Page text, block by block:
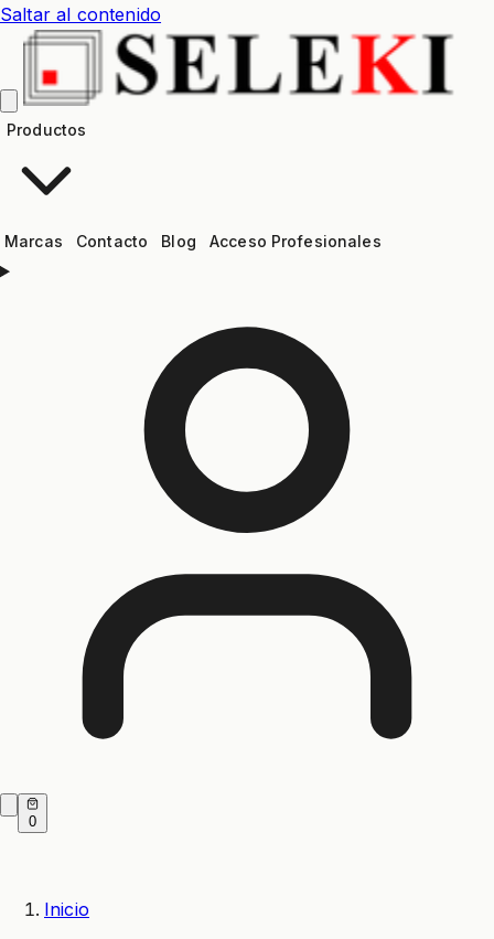
Saltar al contenido
Productos
Marcas Contacto Blog Acceso Profesionales
0
Inicio